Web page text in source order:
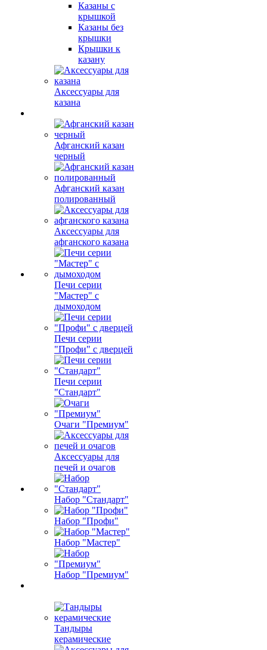
Казаны с
крышкой
Казаны без
крышки
Крышки к
казану
Аксессуары для
казана
Афганский казан
черный
Афганский казан
полированный
Аксессуары для
афганского казана
Печи серии
"Мастер" с
дымоходом
Печи серии
"Профи" с дверцей
Печи серии
"Стандарт"
Очаги "Премиум"
Аксессуары для
печей и очагов
Набор "Стандарт"
Набор "Профи"
Набор "Мастер"
Набор "Премиум"
Тандыры
керамические